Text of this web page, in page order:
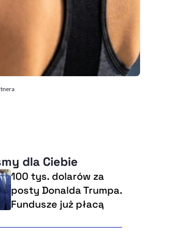
dla Ciebie
100 tys. dolarów za
posty Donalda Trumpa.
Fundusze już płacą